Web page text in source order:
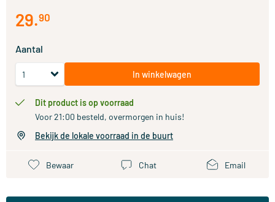
29.90
Aantal
In winkelwagen
Dit product is op voorraad
Voor 21:00 besteld, overmorgen in huis!
Bekijk de lokale voorraad in de buurt
Bewaar Chat Email